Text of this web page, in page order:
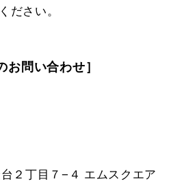
ださい。
お問い合わせ］
丁目７−４ エムスクエア